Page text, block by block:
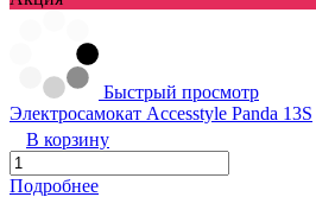
Быстрый просмотр
Электросамокат Accesstyle Panda 13S
В корзину
Подробнее